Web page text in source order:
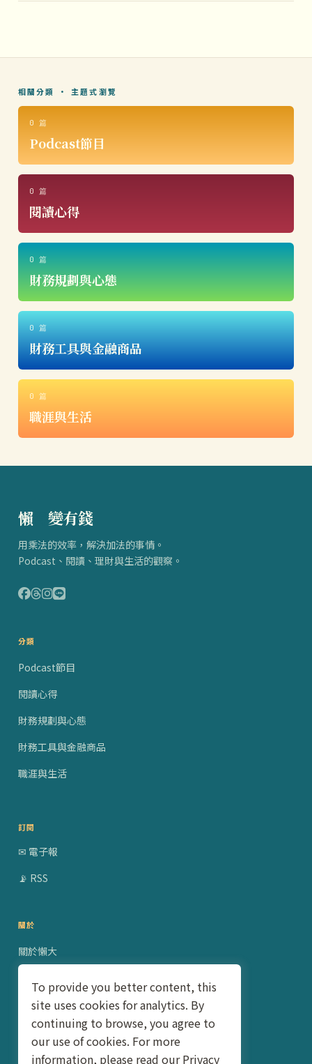
相關分類 · 主題式瀏覽
0 篇
Podcast節目
0 篇
閱讀心得
0 篇
財務規劃與心態
0 篇
財務工具與金融商品
0 篇
職涯與生活
懶得 變有錢
用乘法的效率，解決加法的事情。
Podcast、閱讀、理財與生活的觀察。
分類
Podcast節目
閱讀心得
財務規劃與心態
財務工具與金融商品
職涯與生活
訂閱
✉ 電子報
📡 RSS
關於
關於懶大
隱私權政策
聯絡我
To provide you better content, this
site uses cookies for analytics. By
continuing to browse, you agree to
our use of cookies. For more
information, please read our Privacy